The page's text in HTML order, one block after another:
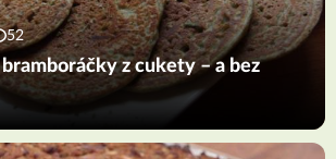
52
z cukety – a bez